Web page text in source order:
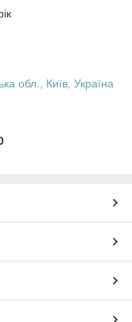
обл., Київ, Україна